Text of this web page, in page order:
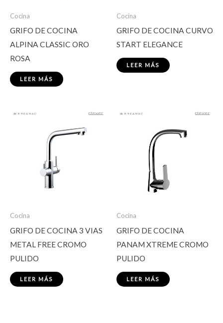
Cocina
GRIFO DE COCINA
ALPINA CLASSIC ORO
ROSA
LEER MÁS
Cocina
GRIFO DE COCINA CURVO
START ELEGANCE
LEER MÁS
Cocina
GRIFO DE COCINA 3 VIAS
METAL FREE CROMO
PULIDO
LEER MÁS
Cocina
GRIFO DE COCINA
PANAM XTREME CROMO
PULIDO
LEER MÁS